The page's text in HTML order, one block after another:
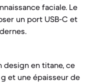
faciale. Le
un port USB-C et
design en titane, ce
et une épaisseur de